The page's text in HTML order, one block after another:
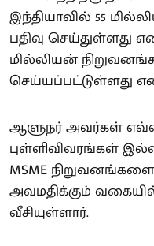
இந்தியாவில் 55
பதிவு செய்துள்ளது
மில்லியன்
செய்யப்பட்டுள்ளது
ஆளுநர் அவர்கள்
புள்ளிவிவரங்கள்
MSME
அவமதிக்கும்
வீசியுள்ளார்.